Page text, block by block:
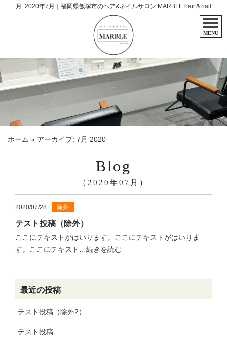
月: 2020年7月 ｜福岡県飯塚市のヘア&ネイルサロン MARBLE hair＆nail
MENU
ホーム » アーカイブ: 7月 2020
Blog
（2020年07月）
2020/07/28 除外
テスト投稿（除外）
ここにテキストがはいります。ここにテキストがはいりま
す。ここにテキスト…続きを読む
最近の投稿
テスト投稿（除外2）
テスト投稿